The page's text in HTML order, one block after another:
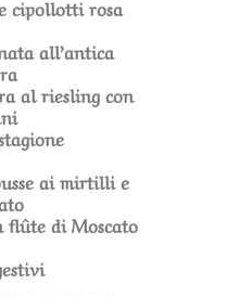
cipollotti rosa
all’antica
al riesling con
ai mirtilli e
di Moscato